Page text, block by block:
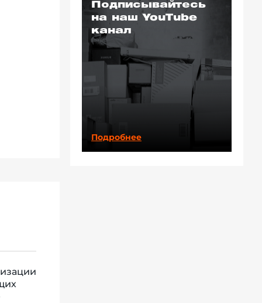
Подписывайтесь
на наш YouTube
канал
Подробнее